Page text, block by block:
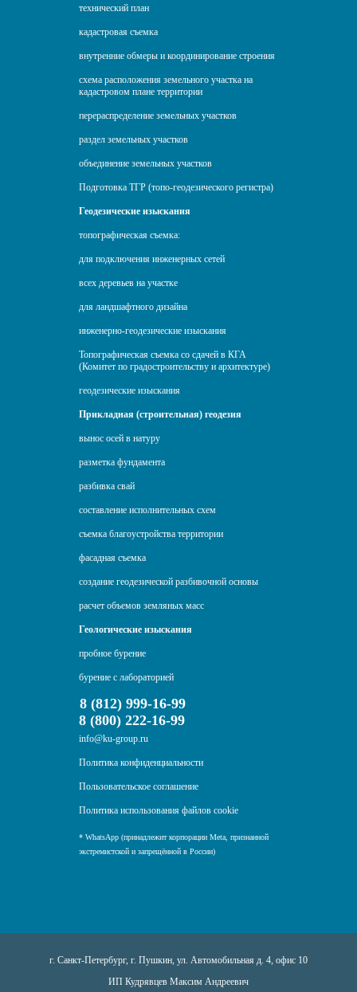
технический план
кадастровая съемка
внутренние обмеры и координирование строения
схема расположения земельного участка на
кадастровом плане территории
перераспределение земельных участков
раздел земельных участков
объединение земельных участков
Подготовка ТГР (топо-геодезического регистра)
Геодезические изыскания
топографическая съемка:
для подключения инженерных сетей
всех деревьев на участке
для ландшафтного дизайна
инженерно-геодезические изыскания
Топографическая съемка со сдачей в КГА
(Комитет по градостроительству и архитектуре)
геодезические изыскания
Прикладная (строительная) геодезия
вынос осей в натуру
разметка фундамента
разбивка свай
составление исполнительных схем
съемка благоустройства территории
фасадная съемка
создание геодезической разбивочной основы
расчет объемов земляных масс
Геологические изыскания
пробное бурение
бурение с лабораторией
8 (812) 999-16-99
8 (800) 222-16-99
info@ku-group.ru
Политика конфиденциальности
Пользовательское соглашение
Политика использования файлов cookie
* WhatsApp (принадлежит корпорации Meta, признанной
экстремистской и запрещённой в России)
г. Санкт-Петербург, г. Пушкин, ул. Автомобильная д. 4, офис 10
ИП Кудрявцев Максим Андреевич